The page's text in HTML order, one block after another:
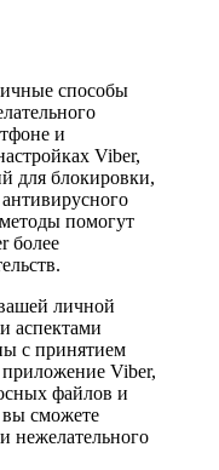
способы
и
Viber,
для блокировки,
помогут
более
личной
аспектами
с принятием
приложение Viber,
файлов и
сможете
нежелательного